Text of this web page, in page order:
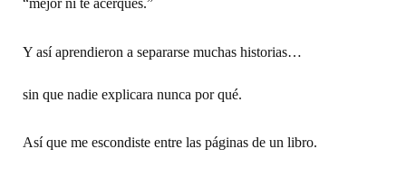
“mejor ni te acerques.”
Y así aprendieron a separarse muchas historias…
sin que nadie explicara nunca por qué.
Así que me escondiste entre las páginas de un libro.